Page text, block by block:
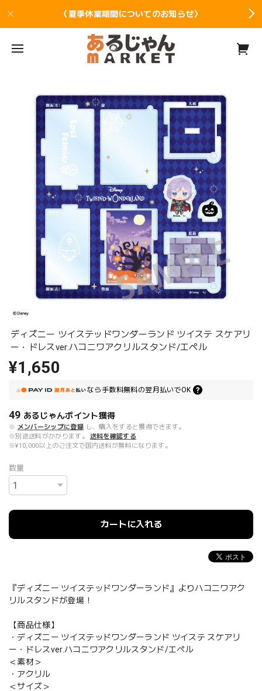
〈夏季休業期間についてのお知らせ〉
ディズニー ツイステッドワンダーランド ツイステ スケアリ
ー・ドレスver.ハコニワアクリルスタンド/エペル
¥1,650
なら 手数料無料の翌月払いでOK
49 あるじゃんポイント獲得
※ メンバーシップに登録 し、購入をすると獲得できます。
※別途送料がかかります。
送料を確認する
※¥10,000以上のご注文で国内送料が無料になります。
数量
カートに入れる
『ディズニー ツイステッドワンダーランド』よりハコニワアク
リルスタンドが登場！
【商品仕様】
・ディズニー ツイステッドワンダーランド ツイステ スケアリ
ー・ドレスver.ハコニワアクリルスタンド/エペル
＜素材＞
・アクリル
＜サイズ＞